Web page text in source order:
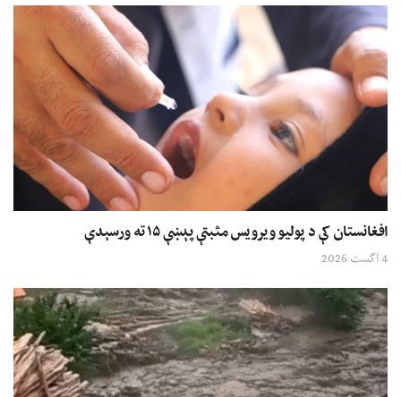
افغانستان کې د پولیو ویرویس مثبتې پېښې ۱۵ ته ورسېدې
4 اگست 2026